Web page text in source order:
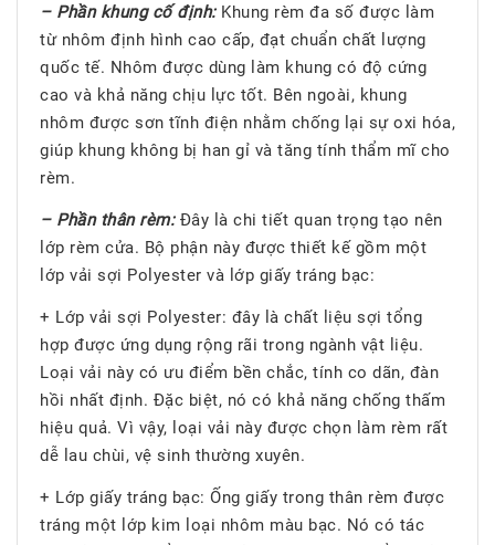
– Phần khung cố định:Khung rèm đa số được làm
từ nhôm định hình cao cấp, đạt chuẩn chất lượng
quốc tế. Nhôm được dùng làm khung có độ cứng
cao và khả năng chịu lực tốt. Bên ngoài, khung
nhôm được sơn tĩnh điện nhằm chống lại sự oxi hóa,
giúp khung không bị han gỉ và tăng tính thẩm mĩ cho
rèm.
– Phần thân rèm:Đây là chi tiết quan trọng tạo nên
lớp rèm cửa. Bộ phận này được thiết kế gồm một
lớp vải sợi Polyester và lớp giấy tráng bạc:
+ Lớp vải sợi Polyester: đây là chất liệu sợi tổng
hợp được ứng dụng rộng rãi trong ngành vật liệu.
Loại vải này có ưu điểm bền chắc, tính co dãn, đàn
hồi nhất định. Đặc biệt, nó có khả năng chống thấm
hiệu quả. Vì vậy, loại vải này được chọn làm rèm rất
dễ lau chùi, vệ sinh thường xuyên.
+ Lớp giấy tráng bạc: Ống giấy trong thân rèm được
tráng một lớp kim loại nhôm màu bạc. Nó có tác